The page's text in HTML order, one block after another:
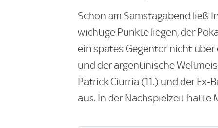
Schon am Samstagabend ließ
wichtige Punkte liegen, der
ein spätes Gegentor nicht über
und der argentinische
Patrick Ciurria (11.) und der
aus. In der Nachspielzeit hatte